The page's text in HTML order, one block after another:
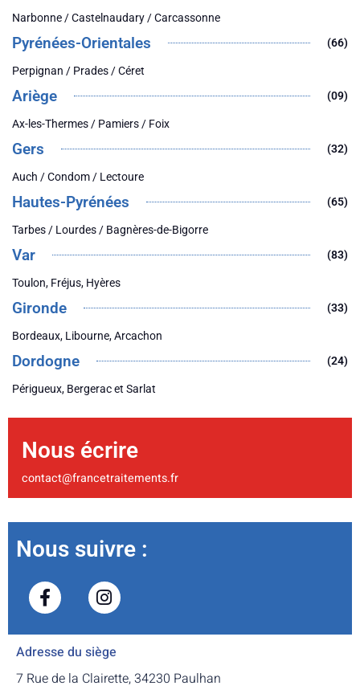
Narbonne / Castelnaudary / Carcassonne
Pyrénées-Orientales (66)
Perpignan / Prades / Céret
Ariège (09)
Ax-les-Thermes / Pamiers / Foix
Gers (32)
Auch / Condom / Lectoure
Hautes-Pyrénées (65)
Tarbes / Lourdes / Bagnères-de-Bigorre
Var (83)
Toulon, Fréjus, Hyères
Gironde (33)
Bordeaux, Libourne, Arcachon
Dordogne (24)
Périgueux, Bergerac et Sarlat
Nous écrire
contact@francetraitements.fr
Nous suivre :
Adresse du siège
7 Rue de la Clairette, 34230 Paulhan